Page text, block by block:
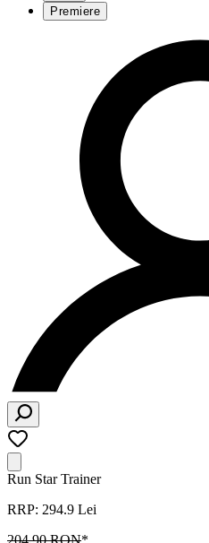
Premiere
Run Star Trainer
RRP: 294.9 Lei
204.90 RON*